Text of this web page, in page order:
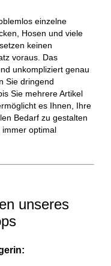
einzelne
Hosen und viele
keinen
voraus. Das
unkompliziert genau
Sie dringend
Sie mehrere Artikel
es Ihnen, Ihre
Bedarf zu gestalten
optimal
unseres